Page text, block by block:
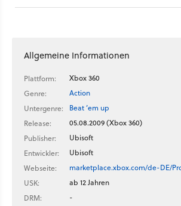
Allgemeine Informationen
Plattform:
Xbox 360
Genre:
Action
Untergenre:
Beat ’em up
Release:
05.08.2009 (Xbox 360)
Publisher:
Ubisoft
Entwickler:
Ubisoft
Webseite:
marketplace.xbox.com/de-DE/
USK:
ab 12 Jahren
DRM:
-